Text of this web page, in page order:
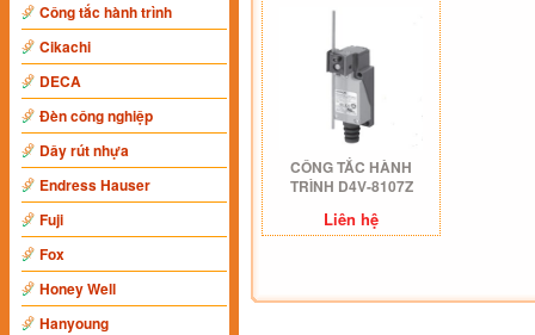
Công tắc hành trình
Cikachi
DECA
Đèn công nghiệp
Dây rút nhựa
Endress Hauser
Fuji
Fox
Honey Well
Hanyoung
CÔNG TẮC HÀNH
TRÌNH D4V-8107Z
Liên hệ